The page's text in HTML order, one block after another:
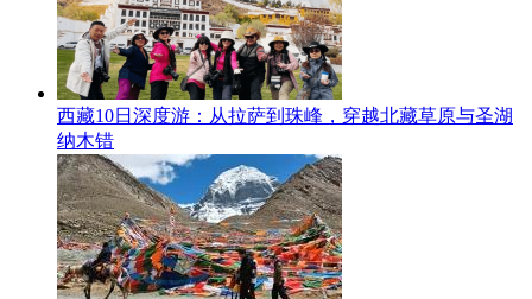
西藏10日深度游：从拉萨到珠峰，穿越北藏草原与圣湖
纳木错